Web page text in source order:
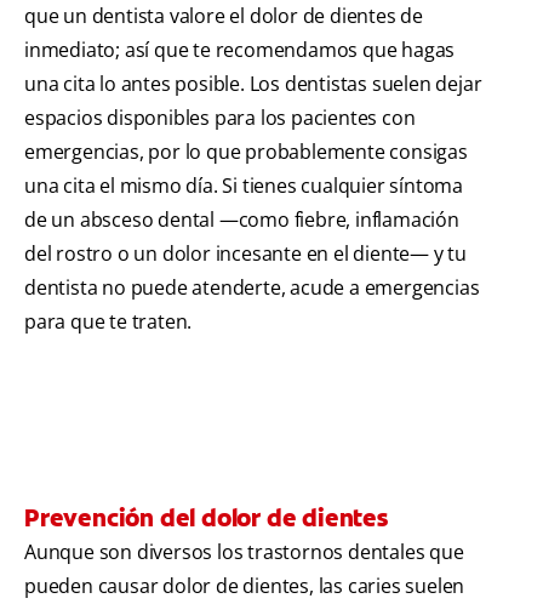
que un dentista valore el dolor de dientes de
inmediato; así que te recomendamos que hagas
una cita lo antes posible. Los dentistas suelen dejar
espacios disponibles para los pacientes con
emergencias, por lo que probablemente consigas
una cita el mismo día. Si tienes cualquier síntoma
de un absceso dental —como fiebre, inflamación
del rostro o un dolor incesante en el diente— y tu
dentista no puede atenderte, acude a emergencias
para que te traten.
Prevención del dolor de dientes
Aunque son diversos los trastornos dentales que
pueden causar dolor de dientes, las caries suelen